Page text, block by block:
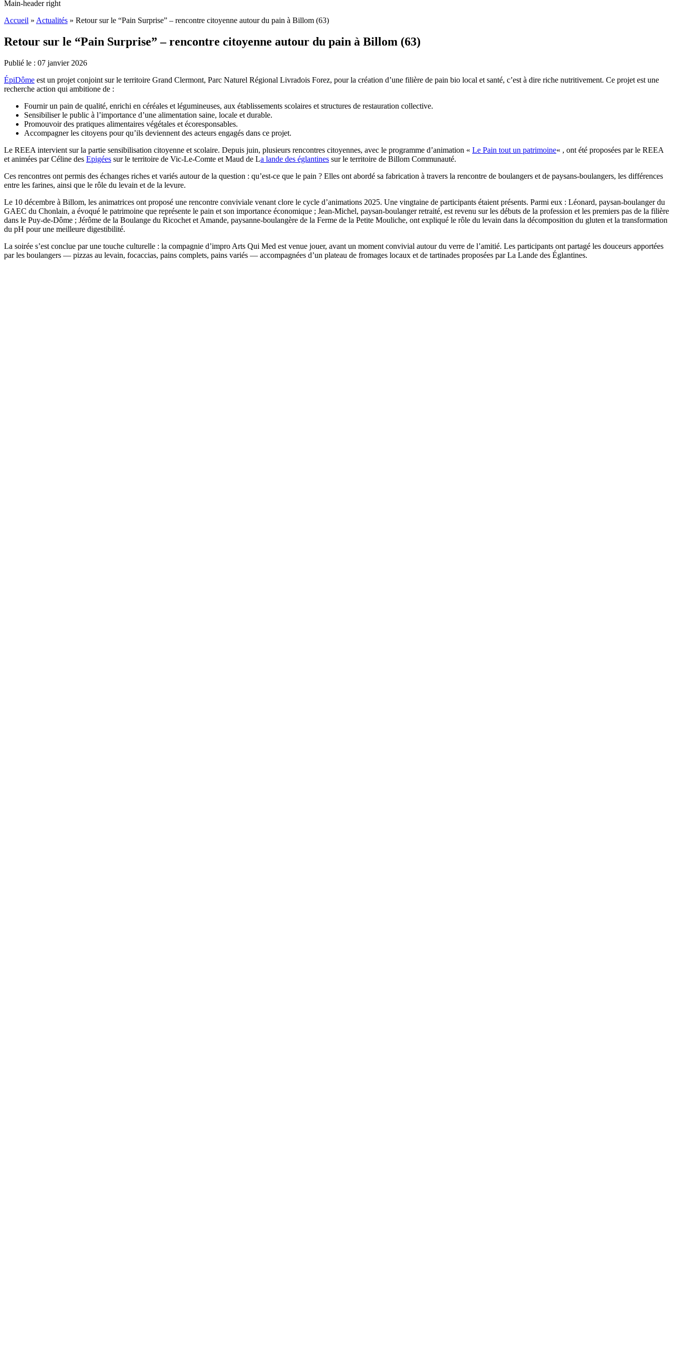
Main-header right
Accueil » Actualités » Retour sur le “Pain Surprise” – rencontre citoyenne autour du pain à Billom (63)
Retour sur le “Pain Surprise” – rencontre citoyenne autour du pain à Billom (63)
Publié le : 07 janvier 2026
ÉpiDôme est un projet conjoint sur le territoire Grand Clermont, Parc Naturel Régional Livradois Forez, pour la création d’une filière de pain bio local et santé, c’est à dire riche nutritivement. Ce projet est une
recherche action qui ambitione de :
Fournir un pain de qualité, enrichi en céréales et légumineuses, aux établissements scolaires et structures de restauration collective.
Sensibiliser le public à l’importance d’une alimentation saine, locale et durable.
Promouvoir des pratiques alimentaires végétales et écoresponsables.
Accompagner les citoyens pour qu’ils deviennent des acteurs engagés dans ce projet.
Le REEA intervient sur la partie sensibilisation citoyenne et scolaire. Depuis juin, plusieurs rencontres citoyennes, avec le programme d’animation « Le Pain tout un patrimoine« , ont été proposées par le REEA
et animées par Céline des Epigées sur le territoire de Vic-Le-Comte et Maud de La lande des églantines sur le territoire de Billom Communauté.
Ces rencontres ont permis des échanges riches et variés autour de la question : qu’est-ce que le pain ? Elles ont abordé sa fabrication à travers la rencontre de boulangers et de paysans-boulangers, les différences
entre les farines, ainsi que le rôle du levain et de la levure.
Le 10 décembre à Billom, les animatrices ont proposé une rencontre conviviale venant clore le cycle d’animations 2025. Une vingtaine de participants étaient présents. Parmi eux : Léonard, paysan-boulanger du
GAEC du Chonlain, a évoqué le patrimoine que représente le pain et son importance économique ; Jean-Michel, paysan-boulanger retraité, est revenu sur les débuts de la profession et les premiers pas de la filière
dans le Puy-de-Dôme ; Jérôme de la Boulange du Ricochet et Amande, paysanne-boulangère de la Ferme de la Petite Mouliche, ont expliqué le rôle du levain dans la décomposition du gluten et la transformation
du pH pour une meilleure digestibilité.
La soirée s’est conclue par une touche culturelle : la compagnie d’impro Arts Qui Med est venue jouer, avant un moment convivial autour du verre de l’amitié. Les participants ont partagé les douceurs apportées
par les boulangers — pizzas au levain, focaccias, pains complets, pains variés — accompagnées d’un plateau de fromages locaux et de tartinades proposées par La Lande des Églantines.